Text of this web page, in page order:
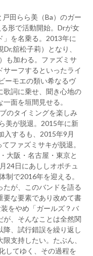
田らら美（Ba）のガー
形で活動開始。Drが女
」を名乗る。2013年に
舘松子莉）となり、
も加わる。ファズミサ
サーフするといったライ
ーモエの類い希なるヴ
歌詞に乗せ、聞き心地の
面を垣間見せる。
のタイミングを楽しみ
美が脱退。2015年に新
入するも、2015年9月
ファズミサキが脱退。
大阪・名古屋・東京と
24日にあししオポチュ
制で2016年を迎える。
たが、このバンドを語る
要な要素であり改めて書
をやめ「ガールズ？バ
が、そんなことは全然関
、試行錯誤を繰り返し
支持したい。たぶん、
してゆく、その過程を